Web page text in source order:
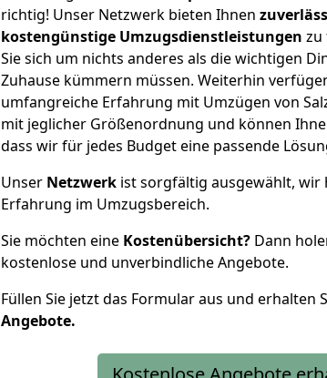
richtig! Unser Netzwerk bieten Ihnen
kostengünstige Umzugsdienstleistungen zu
Sie sich um nichts anderes als die wichtigen
Zuhause kümmern müssen. Weiterhin
umfangreiche Erfahrung mit Umzügen von
mit jeglicher Größenordnung und können
dass wir für jedes Budget eine passende
Unser Netzwerk ist sorgfältig ausgewählt, wir
Erfahrung im Umzugsbereich.
Sie möchten eine Kostenübersicht? Dann
kostenlose und unverbindliche Angebote.
Füllen Sie jetzt das Formular aus und erhalten
Angebote.